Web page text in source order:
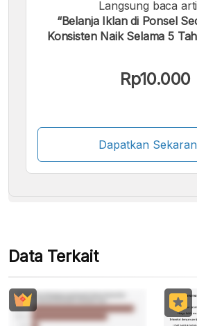
Langsung baca
“Belanja Iklan di Ponsel
Konsisten Naik Selama 5
Rp10.000
Dapatkan
Beberapa metode
Data Terkait